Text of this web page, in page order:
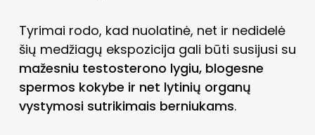
Tyrimai rodo, kad nuolatinė, net ir nedidelė
šių medžiagų ekspozicija gali būti susijusi su
mažesniu testosterono lygiu, blogesne
spermos kokybe ir net lytinių organų
vystymosi sutrikimais berniukams.